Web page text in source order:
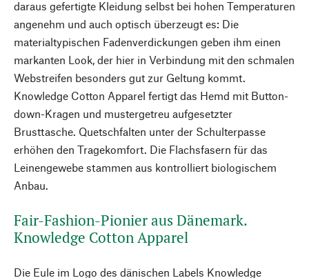
daraus gefertigte Kleidung selbst bei hohen Temperaturen
angenehm und auch optisch überzeugt es: Die
materialtypischen Fadenverdickungen geben ihm einen
markanten Look, der hier in Verbindung mit den schmalen
Webstreifen besonders gut zur Geltung kommt.
Knowledge Cotton Apparel fertigt das Hemd mit Button-
down-Kragen und mustergetreu aufgesetzter
Brusttasche. Quetschfalten unter der Schulterpasse
erhöhen den Tragekomfort. Die Flachsfasern für das
Leinengewebe stammen aus kontrolliert biologischem
Anbau.
Fair-Fashion-Pionier aus Dänemark.
Knowledge Cotton Apparel
Die Eule im Logo des dänischen Labels Knowledge